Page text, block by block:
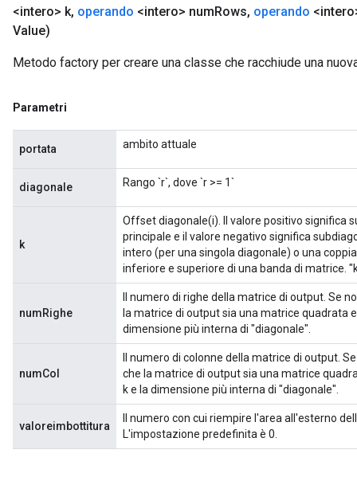
<intero> k, operando <intero> numRows, operando
Value)
Metodo factory per creare una classe che racchiude una
Parametri
portata ambito attuale
diagonale Rango `r`, dove `r >= 1`
k
Offset diagonale(i). Il valore positivo significa
principale e il valore negativo significa
intero (per una singola diagonale) o una
inferiore e superiore di una banda di matrice.
numRighe
Il numero di righe della matrice di output. Se
la matrice di output sia una matrice quadrata
dimensione più interna di "diagonale".
numCol
Il numero di colonne della matrice di output.
che la matrice di output sia una matrice
k e la dimensione più interna di "diagonale".
valoreimbottitura
Il numero con cui riempire l'area all'esterno
L'impostazione predefinita è 0.